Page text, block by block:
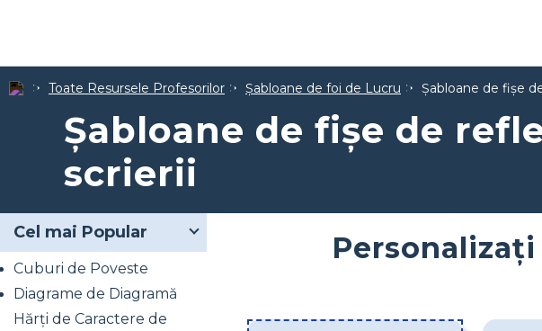
Toate Resursele Profesorilor Șabloane de foi de Lucru Șabloane de fișe
Șabloane de fișe de
scrierii
Cel mai Popular
Cuburi de Poveste
Diagrame de Diagramă
Hărți de Caractere de